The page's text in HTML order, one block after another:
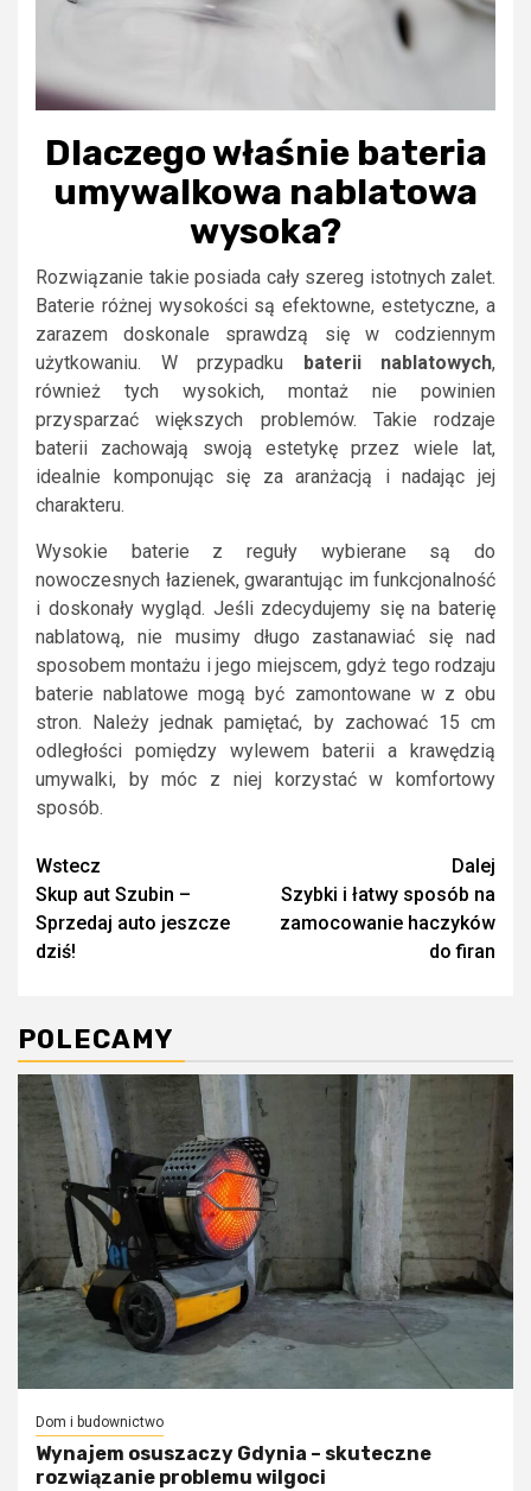
Dlaczego właśnie bateria
umywalkowa nablatowa
wysoka?
Rozwiązanie takie posiada cały szereg istotnych zalet.
Baterie różnej wysokości są efektowne, estetyczne, a
zarazem doskonale sprawdzą się w codziennym
użytkowaniu. W przypadku baterii nablatowych,
również tych wysokich, montaż nie powinien
przysparzać większych problemów. Takie rodzaje
baterii zachowają swoją estetykę przez wiele lat,
idealnie komponując się za aranżacją i nadając jej
charakteru.
Wysokie baterie z reguły wybierane są do
nowoczesnych łazienek, gwarantując im funkcjonalność
i doskonały wygląd. Jeśli zdecydujemy się na baterię
nablatową, nie musimy długo zastanawiać się nad
sposobem montażu i jego miejscem, gdyż tego rodzaju
baterie nablatowe mogą być zamontowane w z obu
stron. Należy jednak pamiętać, by zachować 15 cm
odległości pomiędzy wylewem baterii a krawędzią
umywalki, by móc z niej korzystać w komfortowy
sposób.
Continue
Reading
Wstecz
Skup aut Szubin –
Sprzedaj auto jeszcze
dziś!
Dalej
Szybki i łatwy sposób na
zamocowanie haczyków
do firan
POLECAMY
Dom i budownictwo
Wynajem osuszaczy Gdynia – skuteczne
rozwiązanie problemu wilgoci